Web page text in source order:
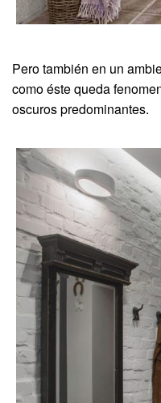
Pero también en un
como éste queda
oscuros predominantes.